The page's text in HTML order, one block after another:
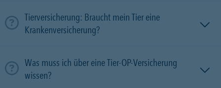
Tierversicherung: Braucht mein Tier eine
Krankenversicherung?
Was muss ich über eine Tier-OP-Versicherung
wissen?